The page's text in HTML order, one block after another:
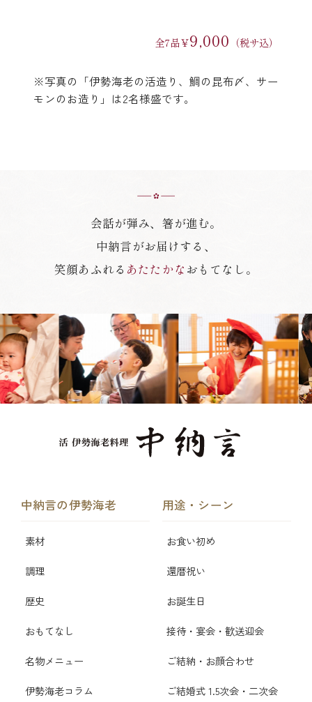
全7品￥9,000 （税サ込）
※写真の「伊勢海老の活造り、鯛の昆布〆、サー
モンのお造り」は2名様盛です。
会話が弾み、箸が進む。
中納言がお届けする、
笑顔あふれる あたたかな おもてなし。
中納言の伊勢海老
素材
調理
歴史
おもてなし
名物メニュー
伊勢海老コラム
用途・シーン
お食い初め
還暦祝い
お誕生日
接待・宴会・歓送迎会
ご結納・お顔合わせ
ご結婚式 1.5次会・二次会